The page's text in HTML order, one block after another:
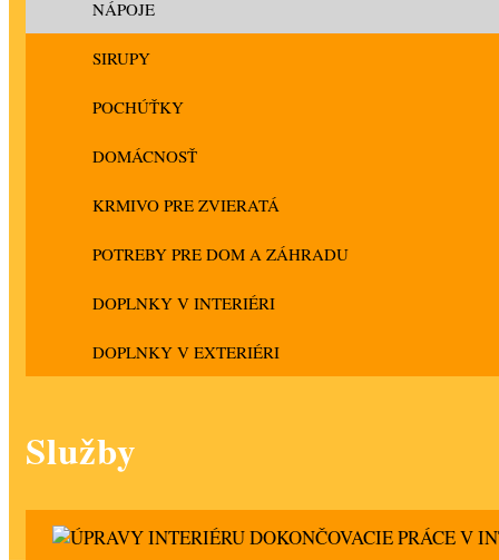
NÁPOJE
SIRUPY
POCHÚŤKY
DOMÁCNOSŤ
KRMIVO PRE ZVIERATÁ
POTREBY PRE DOM A ZÁHRADU
DOPLNKY V INTERIÉRI
DOPLNKY V EXTERIÉRI
Služby
DOKONČOVACIE PRÁCE V